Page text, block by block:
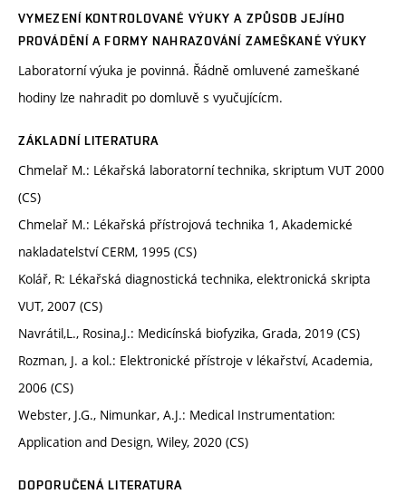
VYMEZENÍ KONTROLOVANÉ VÝUKY A ZPŮSOB JEJÍHO
PROVÁDĚNÍ A FORMY NAHRAZOVÁNÍ ZAMEŠKANÉ VÝUKY
Laboratorní výuka je povinná. Řádně omluvené zameškané
hodiny lze nahradit po domluvě s vyučujícícm.
ZÁKLADNÍ LITERATURA
Chmelař M.: Lékařská laboratorní technika, skriptum VUT 2000
(CS)
Chmelař M.: Lékařská přístrojová technika 1, Akademické
nakladatelství CERM, 1995 (CS)
Kolář, R: Lékařská diagnostická technika, elektronická skripta
VUT, 2007 (CS)
Navrátil,L., Rosina,J.: Medicínská biofyzika, Grada, 2019 (CS)
Rozman, J. a kol.: Elektronické přístroje v lékařství, Academia,
2006 (CS)
Webster, J.G., Nimunkar, A.J.: Medical Instrumentation:
Application and Design, Wiley, 2020 (CS)
DOPORUČENÁ LITERATURA